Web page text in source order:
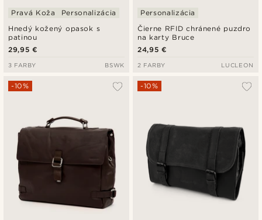
Hnedý kožený opasok s
patinou
Pravá Koža Personalizácia
29,95 €
3 FARBY BSWK
Čierne RFID chránené puzdro
na karty Bruce
Personalizácia
24,95 €
2 FARBY LUCLEON
-10% -10%